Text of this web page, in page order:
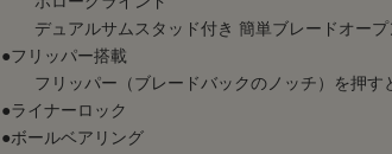
デュアルサムスタッド付き 簡単ブレードオープ
●フリッパー搭載
フリッパー（ブレードバックのノッチ）を押す
●ライナーロック
●ボールベアリング